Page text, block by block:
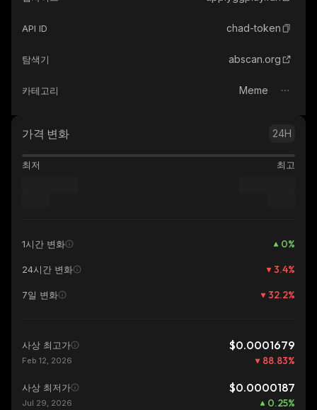
API ID chad-token
탐색기 abscan.org
카테고리 Meme
가격 변화 24H
최저 최고
1시간 변화 0%
24시간 변화 3.4%
7일 변화 32.2%
사상 최고가 $0.0001679
Feb 12, 2026 88.83%
사상 최저가 $0.0000187
Jul 29, 2026 0.25%